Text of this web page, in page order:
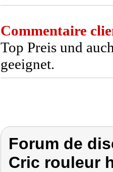
Commentaire
Top Preis und
geeignet.
Forum de
Cric rouleur